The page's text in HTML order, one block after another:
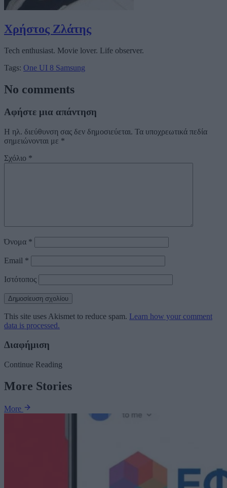
Χρήστος Ζλάτης
Tech enthusiast. Movie lover. Life observer.
Tags: One UI 8 Samsung
No comments
Αφήστε μια απάντηση
Η ηλ. διεύθυνση σας δεν δημοσιεύεται. Τα υποχρεωτικά πεδία
σημειώνονται με *
Σχόλιο *
Όνομα *
Email *
Ιστότοπος
This site uses Akismet to reduce spam. Learn how your comment
data is processed.
Διαφήμιση
Continue Reading
More Stories
More